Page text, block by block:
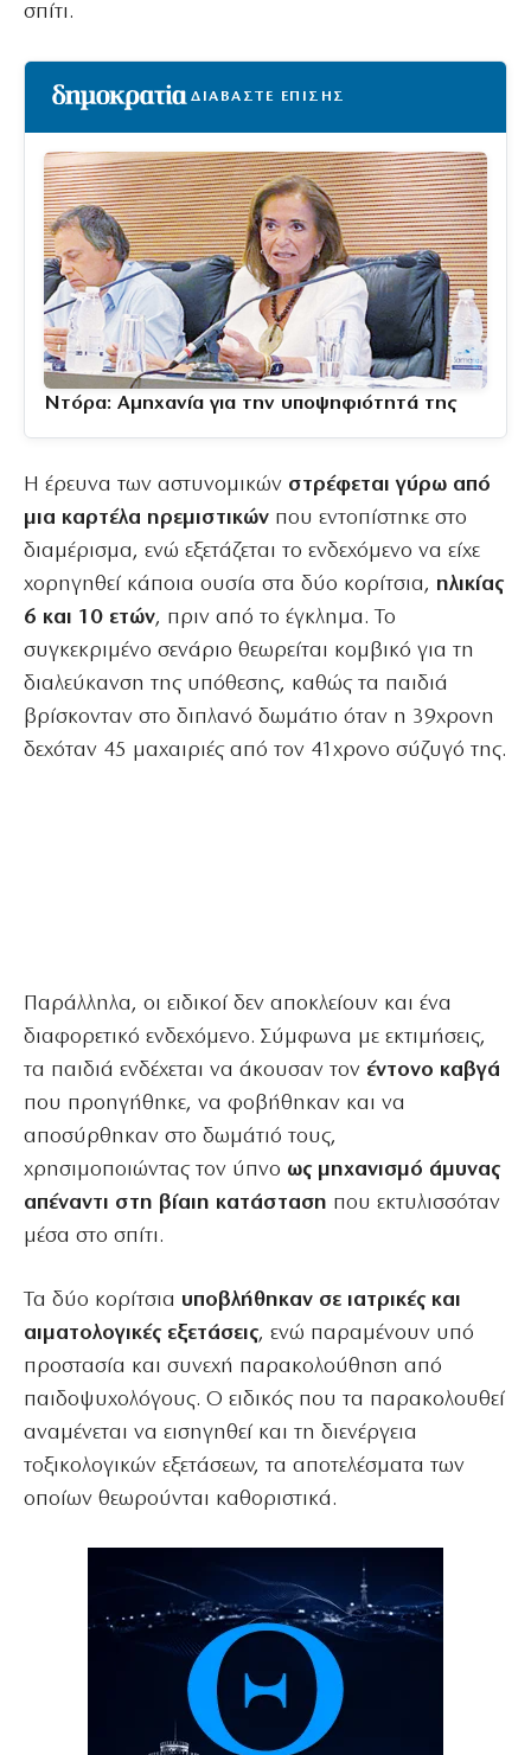
σπίτι.
ΔΙΑΒΑΣΤΕ ΕΠΙΣΗΣ
Ντόρα: Αμηχανία για την υποψηφιότητά της
Η έρευνα των αστυνομικών στρέφεται γύρω από
μια καρτέλα ηρεμιστικών που εντοπίστηκε στο
διαμέρισμα, ενώ εξετάζεται το ενδεχόμενο να είχε
χορηγηθεί κάποια ουσία στα δύο κορίτσια, ηλικίας
6 και 10 ετών, πριν από το έγκλημα. Το
συγκεκριμένο σενάριο θεωρείται κομβικό για τη
διαλεύκανση της υπόθεσης, καθώς τα παιδιά
βρίσκονταν στο διπλανό δωμάτιο όταν η 39χρονη
δεχόταν 45 μαχαιριές από τον 41χρονο σύζυγό της.
Παράλληλα, οι ειδικοί δεν αποκλείουν και ένα
διαφορετικό ενδεχόμενο. Σύμφωνα με εκτιμήσεις,
τα παιδιά ενδέχεται να άκουσαν τον έντονο καβγά
που προηγήθηκε, να φοβήθηκαν και να
αποσύρθηκαν στο δωμάτιό τους,
χρησιμοποιώντας τον ύπνο ως μηχανισμό άμυνας
απέναντι στη βίαιη κατάσταση που εκτυλισσόταν
μέσα στο σπίτι.
Τα δύο κορίτσια υποβλήθηκαν σε ιατρικές και
αιματολογικές εξετάσεις, ενώ παραμένουν υπό
προστασία και συνεχή παρακολούθηση από
παιδοψυχολόγους. Ο ειδικός που τα παρακολουθεί
αναμένεται να εισηγηθεί και τη διενέργεια
τοξικολογικών εξετάσεων, τα αποτελέσματα των
οποίων θεωρούνται καθοριστικά.